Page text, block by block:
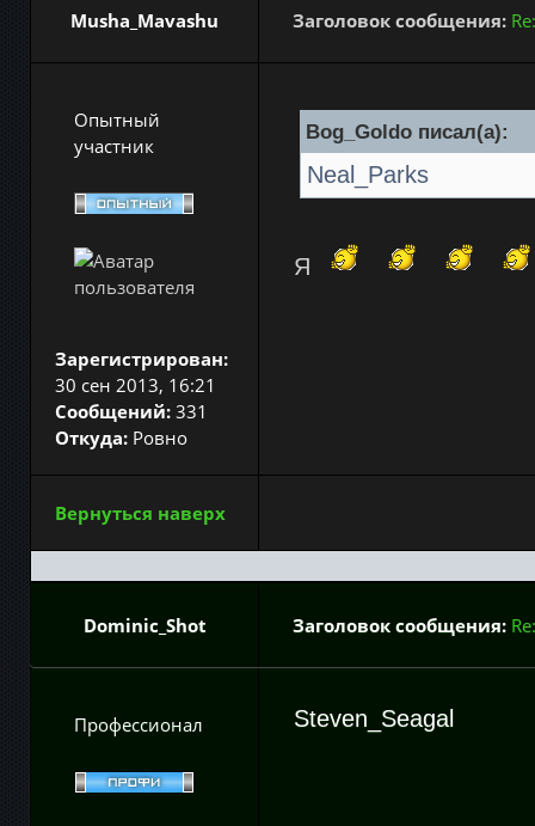
Musha_Mavashu Заголовок сообщения:
Опытный
участник
Зарегистрирован:
30 сен 2013, 16:21
Сообщений: 331
Откуда: Ровно
Bog_Goldo писал(а):
Neal_Parks
Я
Вернуться наверх
Dominic_Shot Заголовок сообщения:
Профессионал Steven_Seagal